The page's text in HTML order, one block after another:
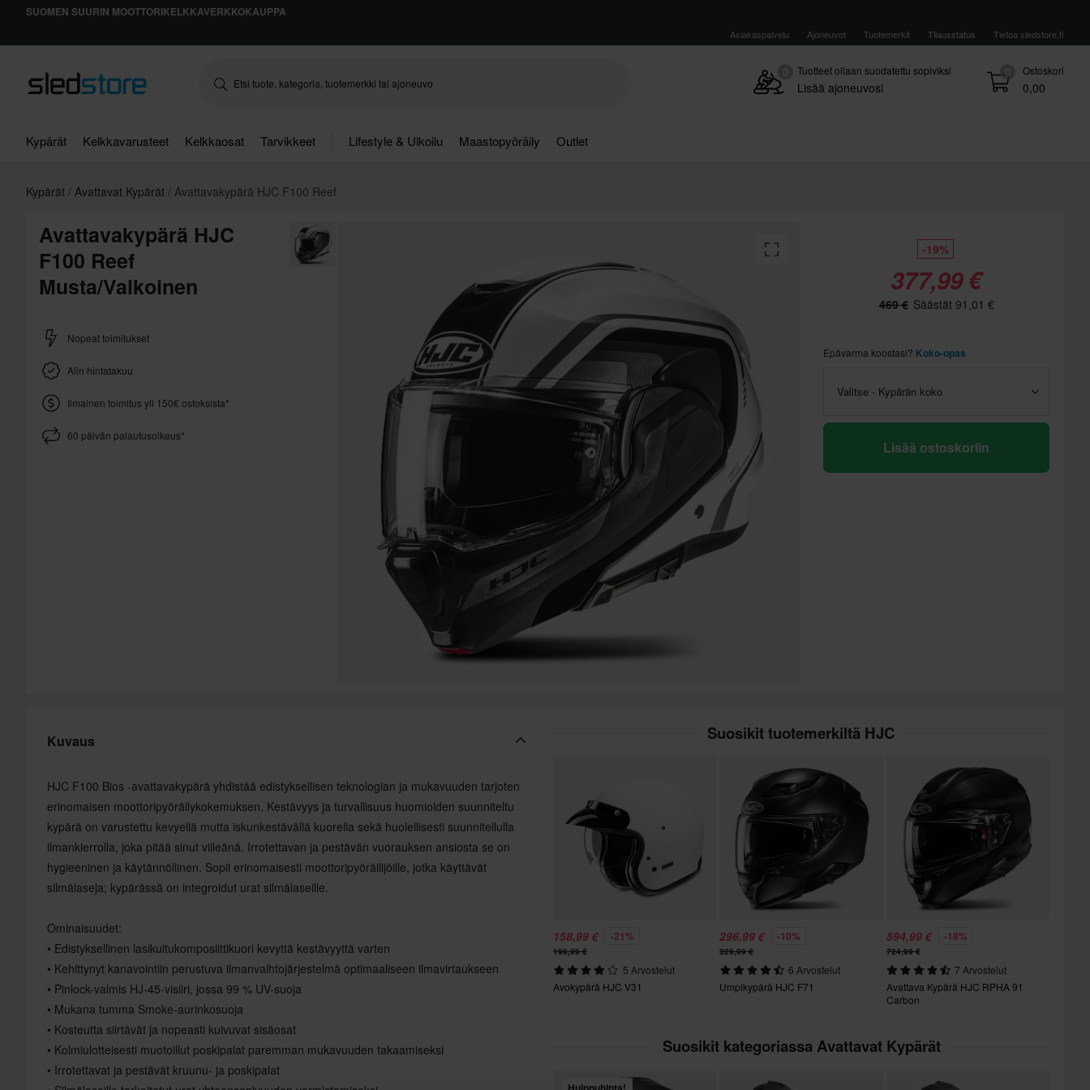
SUOMEN SUURIN MOOTTORIKELKKAVERKKOKAUPPA
Asiakaspalvelu Ajoneuvot Tuotemerkit Tilausstatus Tietoa sledstore.fi
0 Ostoskori
0,00
Tuotteet ollaan suodatettu sopiviksi
Lisää ajoneuvosi
Kypärät Kelkkavarusteet Kelkkaosat Tarvikkeet Lifestyle & Ulkoilu Maastopyöräily Outlet
Kypärät Avattavat Kypärät Avattavakypärä HJC F100 Reef
Avattavakypärä HJC
F100 Reef
Musta/Valkoinen
Nopeat toimitukset
Alin hintatakuu
Ilmainen toimitus yli 150€ ostoksista*
60 päivän palautusoikeus*
-19%
377,99 €
469 € Säästät 91,01 €
Epävarma koostasi? Koko-opas
Valitse - Kypärän koko
Lisää ostoskoriin
Kuvaus
HJC F100 Bios -avattavakypärä yhdistää edistyksellisen teknologian ja mukavuuden tarjoten
erinomaisen moottoripyöräilykokemuksen. Kestävyys ja turvallisuus huomioiden suunniteltu
kypärä on varustettu kevyellä mutta iskunkestävällä kuorella sekä huolellisesti suunnitellulla
ilmankierrolla, joka pitää sinut viileänä. Irrotettavan ja pestävän vuorauksen ansiosta se on
hygieeninen ja käytännöllinen. Sopii erinomaisesti moottoripyöräilijöille, jotka käyttävät
silmälaseja; kypärässä on integroidut urat silmälaseille.
Ominaisuudet:
• Edistyksellinen lasikuitukomposiittikuori kevyttä kestävyyttä varten
• Kehittynyt kanavointiin perustuva ilmanvaihtojärjestelmä optimaaliseen ilmavirtaukseen
• Pinlock-valmis HJ-45-visiiri, jossa 99 % UV-suoja
• Mukana tumma Smoke-aurinkosuoja
• Kosteutta siirtävät ja nopeasti kuivuvat sisäosat
• Kolmiulotteisesti muotoillut poskipalat paremman mukavuuden takaamiseksi
• Irrotettavat ja pestävät kruunu- ja poskipalat
Suosikit tuotemerkiltä HJC
158,99 € -21%
199,99 €
5 Arvostelut
Avokypärä HJC V31
296,99 € -10%
329,99 €
6 Arvostelut
Umpikypärä HJC F71
594,99 € -18%
724,99 €
7 Arvostelut
Avattava Kypärä HJC RPHA 91
Carbon
Suosikit kategoriassa Avattavat Kypärät